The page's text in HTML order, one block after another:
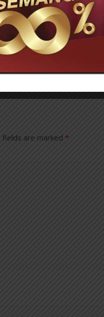
United Menang
Ham Main 10
Sejak Menit 15
fields are marked *